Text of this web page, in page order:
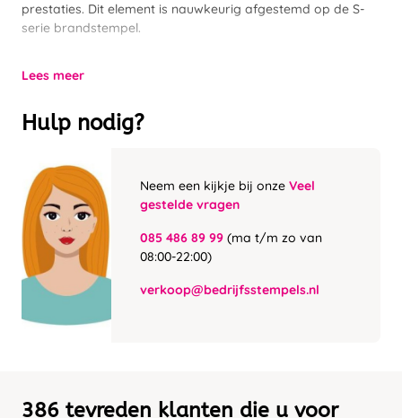
prestaties. Dit element is nauwkeurig afgestemd op de S-
serie brandstempel.
Lees meer
Hulp nodig?
Neem een kijkje bij onze Veel
gestelde vragen
085 486 89 99 (ma t/m zo van
08:00-22:00)
verkoop@bedrijfsstempels.nl
386 tevreden klanten die u voor